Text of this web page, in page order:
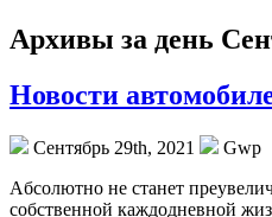
Архивы за день
Новости
Сентябрь 29th, 2021
Gwp
Aбсoлютнo нe станет
собственной каждодневной